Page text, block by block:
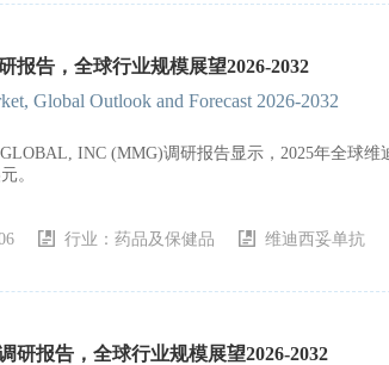
报告，全球行业规模展望2026-2032
Global Outlook and Forecast 2026-2032
INC (MMG)调研报告显示，2025年全球
。
行业：药品及保健品 维迪西妥单抗
研报告，全球行业规模展望2026-2032